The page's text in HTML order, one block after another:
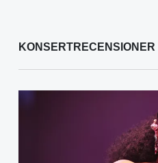
KONSERTRECENSIONER